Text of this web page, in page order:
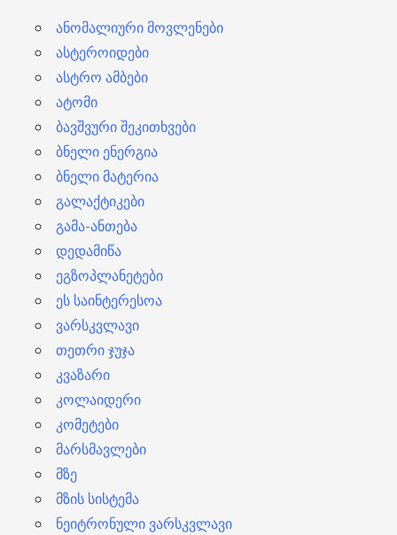
ანომალიური მოვლენები
ასტეროიდები
ასტრო ამბები
ატომი
ბავშვური შეკითხვები
ბნელი ენერგია
ბნელი მატერია
გალაქტიკები
გამა-ანთება
დედამიწა
ეგზოპლანეტები
ეს საინტერესოა
ვარსკვლავი
თეთრი ჯუჯა
კვაზარი
კოლაიდერი
კომეტები
მარსმავლები
მზე
მზის სისტემა
ნეიტრონული ვარსკვლავი